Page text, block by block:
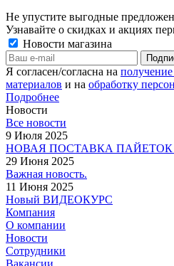
Не упустите выгодные
Узнавайте о скидках и акциях
Новости магазина
Я согласен/согласна на
материалов и на обработку
Подробнее
Новости
Все новости
9 Июля 2025
НОВАЯ ПОСТАВКА ПАЙЕТОК
29 Июня 2025
Важная новость.
11 Июня 2025
Новый ВИДЕОКУРС
Компания
О компании
Новости
Сотрудники